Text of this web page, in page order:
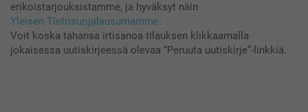
erikoistarjouksistamme, ja hyväksyt näin
Yleisen Tietosuojalausumamme.
Voit koska tahansa irtisanoa tilauksen klikkaamalla
jokaisessa uutiskirjeessä olevaa “Peruuta uutiskirje”-linkkiä.